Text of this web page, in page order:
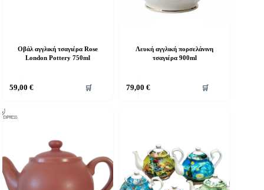
Οβάλ αγγλική τσαγιέρα Rose
London Pottery 750ml
59,00 € 🛒
Λευκή αγγλική πορσελάνινη
τσαγιέρα 900ml
79,00 € 🛒